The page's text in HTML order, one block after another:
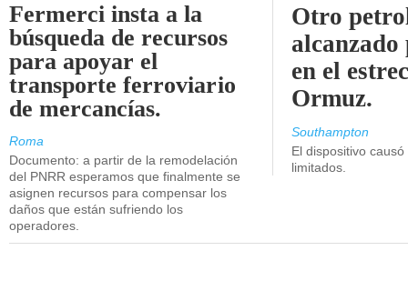
Fermerci insta a la
búsqueda de recursos
para apoyar el
transporte ferroviario
de mercancías.
Roma
Documento: a partir de la remodelación
del PNRR esperamos que finalmente se
asignen recursos para compensar los
daños que están sufriendo los
operadores.
Otro
en el
Ormuz.
Southampton
El dispositivo
limitados.